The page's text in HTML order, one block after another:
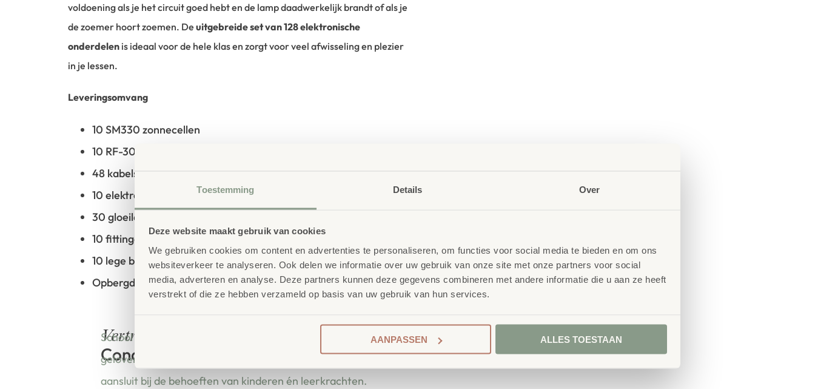
Toestemming Details Over
Deze website maakt gebruik van cookies
We gebruiken cookies om content en advertenties te personaliseren, om functies voor social media te bieden en om ons
websiteverkeer te analyseren. Ook delen we informatie over uw gebruik van onze site met onze partners voor social
media, adverteren en analyse. Deze partners kunnen deze gegevens combineren met andere informatie die u aan ze heeft
verstrekt of die ze hebben verzameld op basis van uw gebruik van hun services.
AANPASSEN ALLES TOESTAAN
voldoening als je het circuit goed hebt en de lamp daadwerkelijk brandt of als je
de zoemer hoort zoemen. De uitgebreide set van 128 elektronische
onderdelen is ideaal voor de hele klas en zorgt voor veel afwisseling en plezier
in je lessen.
Leveringsomvang
10 SM330 zonnecellen
10 RF-300 zonnemotoren (0,4 volt – 25 mA)
48 kabels met krokodillenklemmen, elk 1 m
10 elektronische zoemers
30 gloeilampen 2,5 volt, 0,3 ampère
10 fittingen voor gloeilampen
10 lege batterijen
Opbergdoos (13x32x20)
Vertrouwd
Concept
School Concept is de specialist in onderwijsmeubilair. Wij
geloven dat een leeromgeving inspireert wanneer deze
aansluit bij de behoeften van kinderen én leerkrachten.